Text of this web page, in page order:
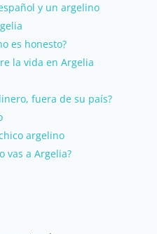
y un argelino
es honesto?
la vida en Argelia
fuera de su país?
argelino
vas a Argelia?